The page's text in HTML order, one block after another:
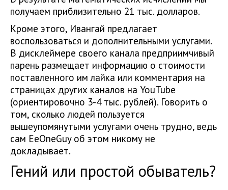
получаем приблизительно 21 тыс. долларов.
Кроме этого, Ивангай предлагает
воспользоваться и дополнительными услугами.
В дисклеймере своего канала предприимчивый
парень размещает информацию о стоимости
поставленного им лайка или комментария на
страницах других каналов на YouTube
(ориентировочно 3-4 тыс. рублей). Говорить о
том, сколько людей пользуется
вышеупомянутыми услугами очень трудно, ведь
сам EeOneGuy об этом никому не
докладывает.
Гений или простой обыватель?